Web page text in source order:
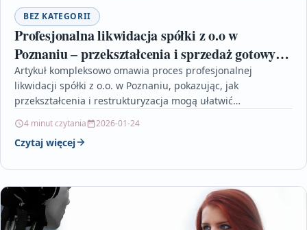
BEZ KATEGORII
Profesjonalna likwidacja spółki z o.o w
Poznaniu – przekształcenia i sprzedaż gotowych
rozwiązań
Artykuł kompleksowo omawia proces profesjonalnej
likwidacji spółki z o.o. w Poznaniu, pokazując, jak
przekształcenia i restrukturyzacja mogą ułatwić
zwraca…
4 minut czytania 2026-01-24
Czytaj więcej